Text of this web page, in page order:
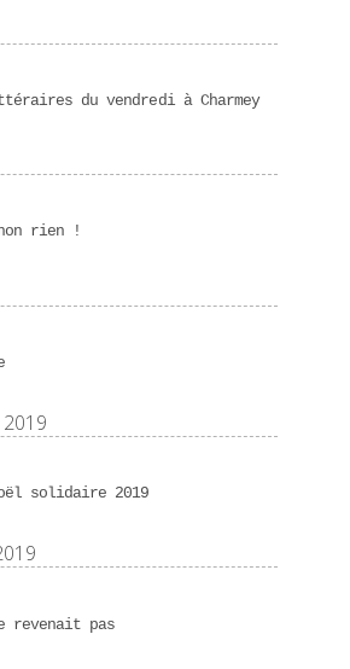
du vendredi à Charmey
rien !
solidaire 2019
revenait pas